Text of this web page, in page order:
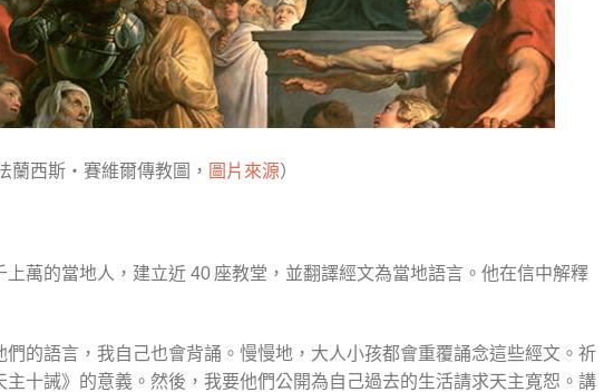
法蘭西斯‧賽維爾傳教圖， 圖片來源）
上萬的當地人，建立近 40 座教堂，並翻譯經文為當地語言。他在信中解釋
們的語言，我自己也會背誦。慢慢地，大人小孩都會重覆誦念這些經文。祈
十誡》的意義。然後，我要他們公開為自己過去的生活請求天主寬恕。講